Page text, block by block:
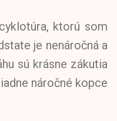
ktorú som
je nenáročná a
sú krásne zákutia
náročné kopce